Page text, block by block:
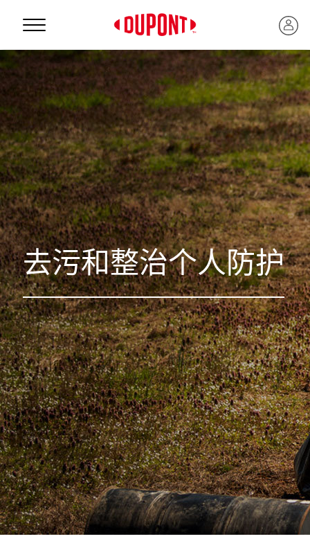
Personal Protection
™
去污和整治个人防护